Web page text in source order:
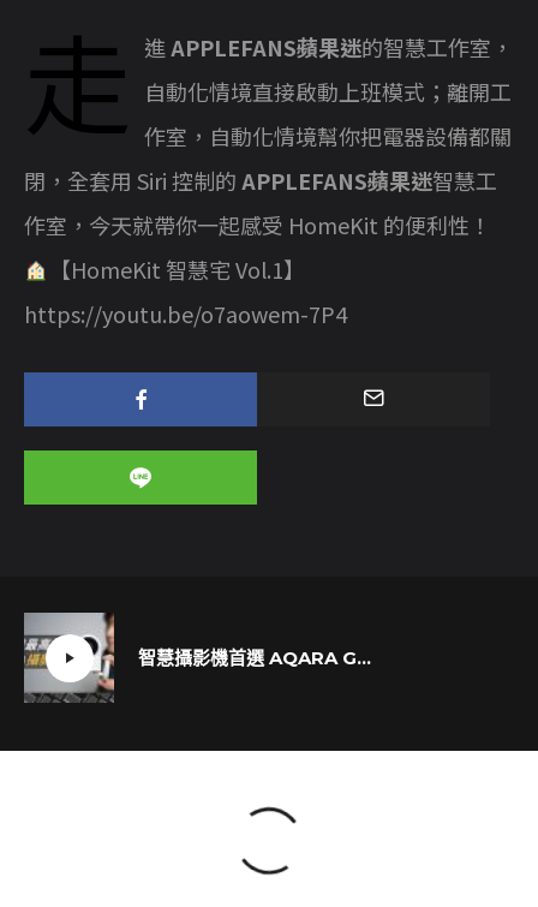
走 進APPLEFANS蘋果迷的智慧工作室，
自動化情境直接啟動上班模式；離開工
作室，自動化情境幫你把電器設備都關
閉，全套用 Siri 控制的APPLEFANS蘋果迷智慧工
作室，今天就帶你一起感受 HomeKit 的便利性！
【HomeKit 智慧宅 Vol.1】
https://youtu.be/o7aowem-7P4
智慧攝影機首選 AQARA G2H